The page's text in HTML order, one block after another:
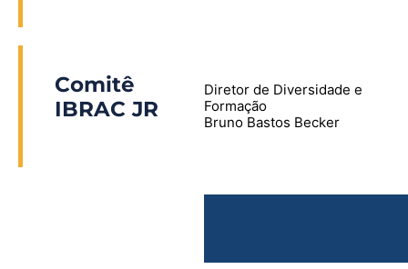
Comitê
IBRAC JR
Diretor de Diversidade e
Formação
Bruno Bastos Becker